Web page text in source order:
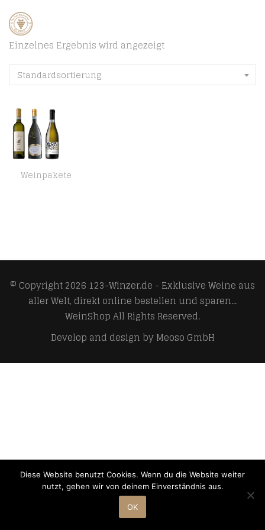
Einzelnes Ergebnis wird angezeigt
Standardsortierung
Weinpakete
© Copyright 2026 123-Winzer.de - Exklusive Weine aus
aller Welt, direkt online bestellen und sparen...
WeinShopAll Rights Reserved.
Develop and design byMeoso GmbH
Diese Website benutzt Cookies. Wenn du die Website weiter
nutzt, gehen wir von deinem Einverständnis aus.
OK